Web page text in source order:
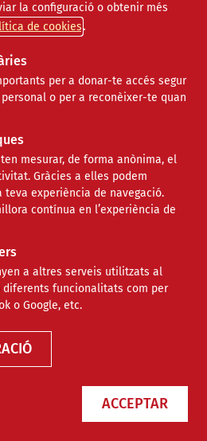
la configuració o obtenir més
de cookies
per a donar-te accés segur
o per a reconèixer-te quan
mesurar, de forma anònima, el
Gràcies a elles podem
experiència de navegació.
contínua en l’experiència de
a altres serveis utilitzats al
diferents funcionalitats com per
o Google, etc.
ACCEPTAR
| Cultural | Social
|
| Jurídic | Tecnològic